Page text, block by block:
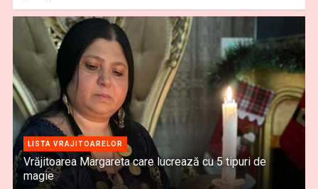
LISTA VRAJITOARELOR
Vrăjitoarea Margareta care lucrează cu 5 tipuri de
magie